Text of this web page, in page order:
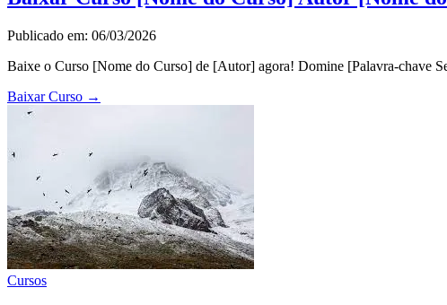
Publicado em: 06/03/2026
Baixe o Curso [Nome do Curso] de [Autor] agora! Domine [Palavra-chave
Baixar Curso →
Cursos